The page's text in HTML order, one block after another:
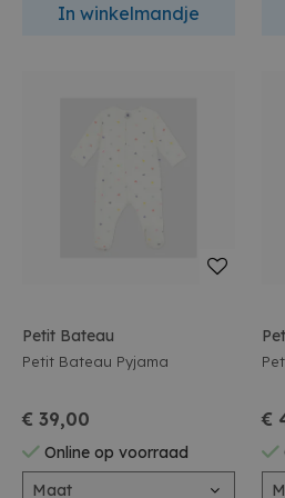
In winkelmandje
Petit Bateau
Petit Bateau Pyjama
€ 39,00
Online op voorraad
Maat
€